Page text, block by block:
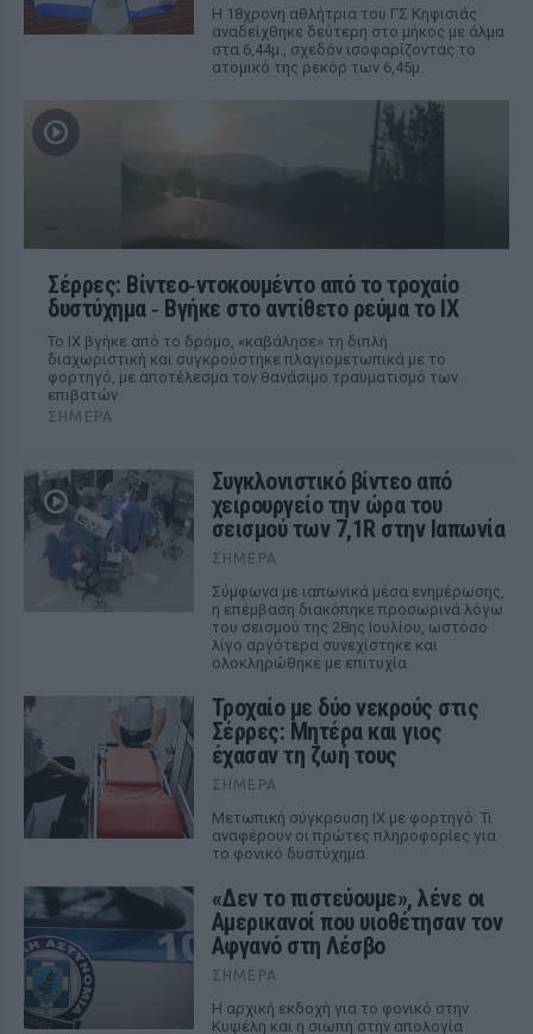
Η 18χρονη αθλήτρια του ΓΣ Κηφισιάς
αναδείχθηκε δεύτερη στο μήκος με άλμα
στα 6,44μ., σχεδόν ισοφαρίζοντας το
ατομικό της ρεκόρ των 6,45μ.
Σέρρες: Βίντεο‑ντοκουμέντο από το τροχαίο
δυστύχημα ‑ Βγήκε στο αντίθετο ρεύμα το ΙΧ
Το ΙΧ βγήκε από το δρόμο, «καβάλησε» τη διπλή
διαχωριστική και συγκρούστηκε πλαγιομετωπικά με το
φορτηγό, με αποτέλεσμα τον θανάσιμο τραυματισμό των
επιβατών
ΣΉΜΕΡΑ
Συγκλονιστικό βίντεο από
χειρουργείο την ώρα του
σεισμού των 7,1R στην Ιαπωνία
ΣΉΜΕΡΑ
Σύμφωνα με ιαπωνικά μέσα ενημέρωσης,
η επέμβαση διακόπηκε προσωρινά λόγω
του σεισμού της 28ης Ιουλίου, ωστόσο
λίγο αργότερα συνεχίστηκε και
ολοκληρώθηκε με επιτυχία
Τροχαίο με δύο νεκρούς στις
Σέρρες: Μητέρα και γιος
έχασαν τη ζωή τους
ΣΉΜΕΡΑ
Μετωπική σύγκρουση ΙΧ με φορτηγό: Τι
αναφέρουν οι πρώτες πληροφορίες για
το φονικό δυστύχημα
«Δεν το πιστεύουμε», λένε οι
Αμερικανοί που υιοθέτησαν τον
Αφγανό στη Λέσβο
ΣΉΜΕΡΑ
Η αρχική εκδοχή για το φονικό στην
Κυψέλη και η σιωπή στην απολογία